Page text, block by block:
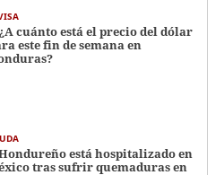
cuánto está el precio del dólar
este fin de semana en
está hospitalizado en
tras sufrir quemaduras en